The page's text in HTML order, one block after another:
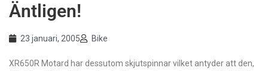
Äntligen!
23 januari, 2005 Bike
XR650R Motard har dessutom skjutspinnar vilket antyder att den,